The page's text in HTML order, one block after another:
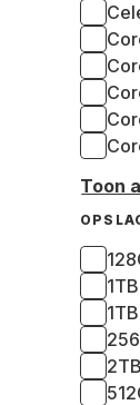
Toon